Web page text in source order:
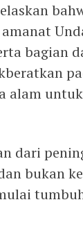
bagian
alam
dari
bukan